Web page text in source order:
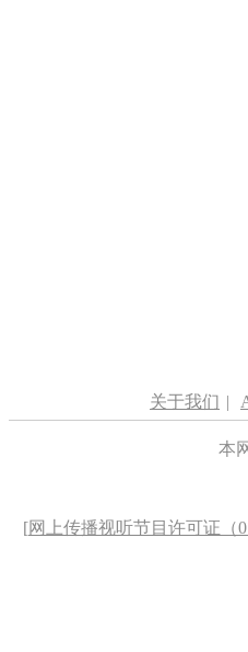
关于我们 |
本
[网上传播视听节目许可证（